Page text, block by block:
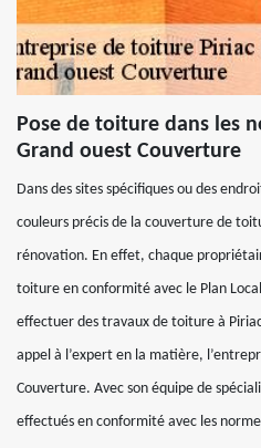
Pose de toiture dans les
Grand ouest Couverture
Dans des sites spécifiques ou des
couleurs précis de la couverture de
rénovation. En effet, chaque
toiture en conformité avec le Plan
effectuer des travaux de toiture à
appel à l’expert en la matière,
Couverture. Avec son équipe de
effectués en conformité avec les